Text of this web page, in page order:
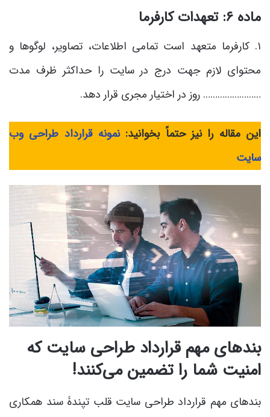
ماده ۶: تعهدات کارفرما
۱. کارفرما متعهد است تمامی اطلاعات، تصاویر، لوگوها و
محتوای لازم جهت درج در سایت را حداکثر ظرف مدت
…………………… روز در اختیار مجری قرار دهد.
این مقاله را نیز حتماً بخوانید:نمونه قرارداد طراحی وب
سایت
بندهای مهم قرارداد طراحی سایت که
امنیت شما را تضمین می‌کنند!
بندهای مهم قرارداد طراحی سایت قلب تپندۀ سند همکاری